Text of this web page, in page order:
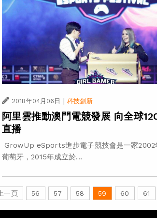
2018年04月06日 | 科技創新
阿里雲推動澳門電競發展 向全球
直播
GrowUp eSports進步電子競技會是一家2002
葡萄牙，2015年成立於...
上一頁 56 57 58 59 60 61